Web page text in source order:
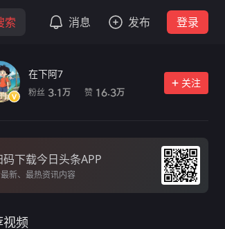
索 消息 发布 登录
在下阿7
粉丝 3.1万 赞 16.3万
关注
码下载今日头条APP
新、最热资讯内容
频